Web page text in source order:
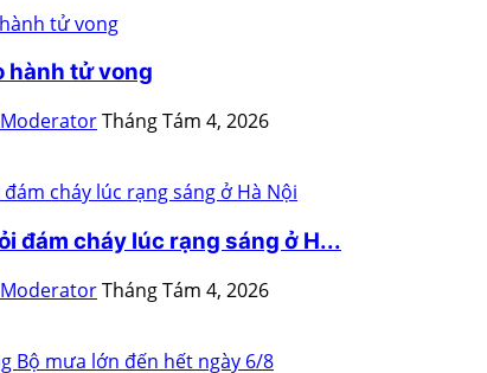
hành tử vong
Tháng Tám 4, 2026
đám cháy lúc rạng sáng ở H...
Tháng Tám 4, 2026